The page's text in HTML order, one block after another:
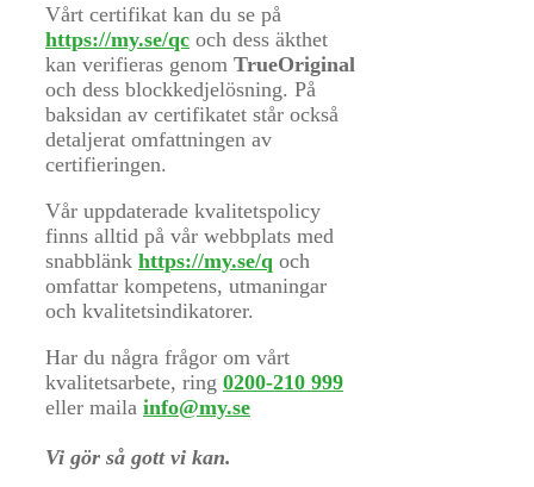
Vårt certifikat kan du se på
https://my.se/qc och dess äkthet
kan verifieras genom TrueOriginal
och dess blockkedjelösning. På
baksidan av certifikatet står också
detaljerat omfattningen av
certifieringen.
Vår uppdaterade kvalitetspolicy
finns alltid på vår webbplats med
snabblänk https://my.se/q och
omfattar kompetens, utmaningar
och kvalitetsindikatorer.
Har du några frågor om vårt
kvalitetsarbete, ring 0200-210 999
eller maila info@my.se
Vi gör så gott vi kan.